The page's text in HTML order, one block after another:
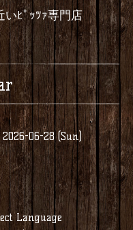
いﾋﾟｯﾂｧ専門店
06-28 (Sun)
Language